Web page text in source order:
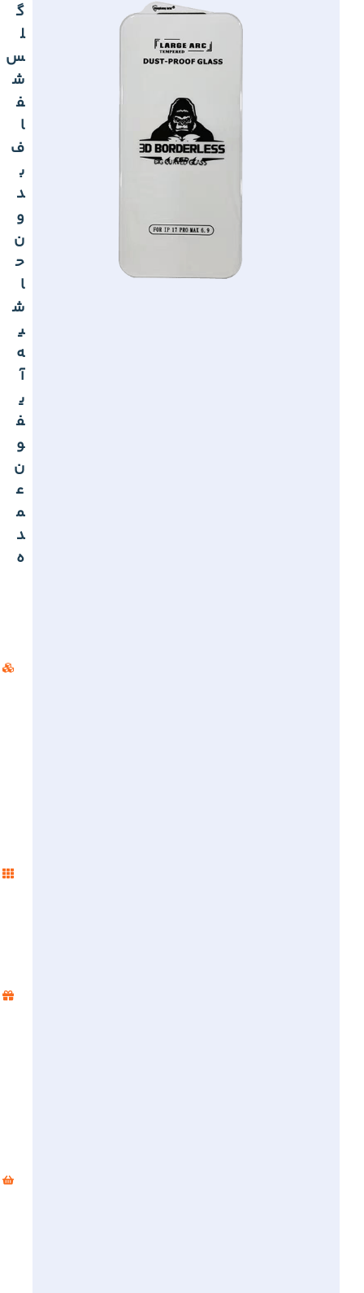
گ
ل
س
ش
ف
ا
ف
ب
د
و
ن
ح
ا
ش
ی
ه
آ
ی
ف
و
ن
ع
م
د
ه